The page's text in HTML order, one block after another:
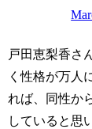
戸田恵梨香さ
く性格が万人
れば、同性か
していると思